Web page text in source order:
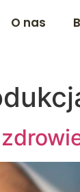
O nas